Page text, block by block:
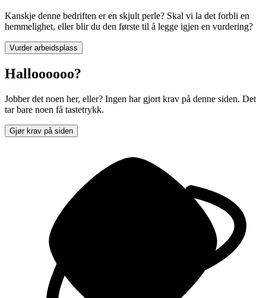
Kanskje denne bedriften er en skjult perle? Skal vi la det forbli en
hemmelighet, eller blir du den første til å legge igjen en vurdering?
Vurder arbeidsplass
Halloooooo?
Jobber det noen her, eller? Ingen har gjort krav på denne siden. Det
tar bare noen få tastetrykk.
Gjør krav på siden